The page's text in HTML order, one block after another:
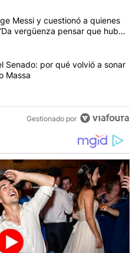
con más comentarios en los
título "Milei despidió a Jorge
Messi y cuestionó a quienes
vergüenza pensar que hubo
título "Negociaciones en el
Senado: por qué volvió a sonar
Massa
Gestionado por